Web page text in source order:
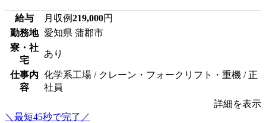
給与 月収例219,000円
勤務地 愛知県 蒲郡市
寮・社
宅
あり
仕事内
容
化学系工場 / クレーン・フォークリフト・重機 / 正
社員
詳細を表示
＼最短45秒で完了／